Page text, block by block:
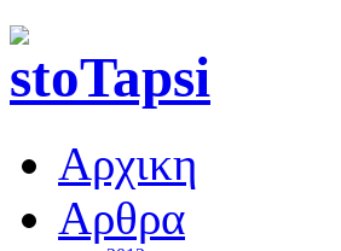
Αρχικη
Αρθρα